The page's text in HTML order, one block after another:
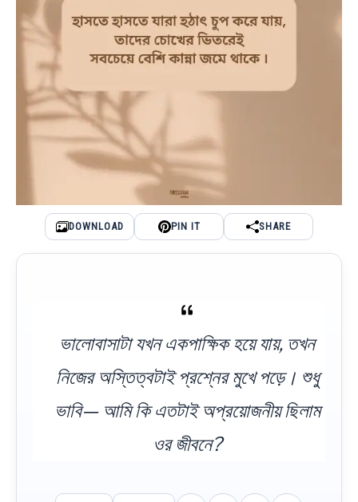
DOWNLOAD PIN IT SHARE
ভালোবাসাটা যখন একপাক্ষিক হয়ে যায়, তখন
নিজের অস্তিত্বটাই প্রশ্নের মুখে পড়ে। শুধু
ভাবি— আমি কি এতটাই অপ্রয়োজনীয় ছিলাম
ওর জীবনে?